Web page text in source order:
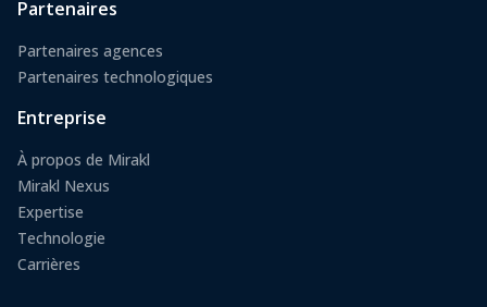
Partenaires
Partenaires agences
Partenaires technologiques
Entreprise
À propos de Mirakl
Mirakl Nexus
Expertise
Technologie
Carrières